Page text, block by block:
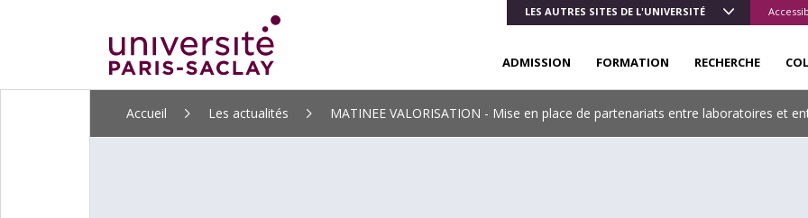
LES AUTRES SITES DE L'UNIVERSITÉ
ADMISSION FORMATION RECHERCHE
Accueil Les actualités MATINEE VALORISATION - Mise en place de partenariats entre laboratoires et